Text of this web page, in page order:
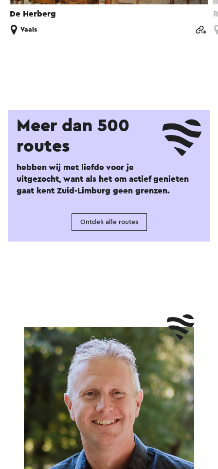
De Herberg
Vaals
Meer dan 500
routes
hebben wij met liefde voor je
uitgezocht, want als het om actief genieten
gaat kent Zuid-Limburg geen grenzen.
Ontdek alle routes